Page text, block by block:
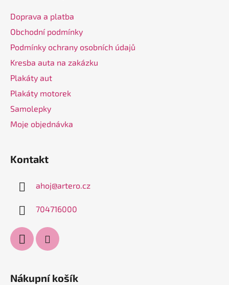
Doprava a platba
Obchodní podmínky
Podmínky ochrany osobních údajů
Kresba auta na zakázku
Plakáty aut
Plakáty motorek
Samolepky
Moje objednávka
Kontakt
ahoj@artero.cz
704716000
Nákupní košík